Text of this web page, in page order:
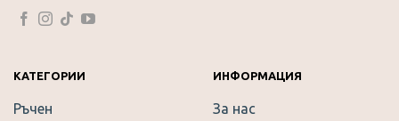
КАТЕГОРИИ
Ръчен
ИНФОРМАЦИЯ
За нас